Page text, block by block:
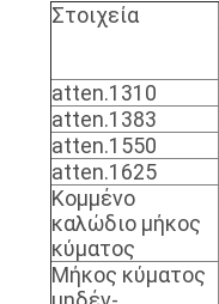
ΠΟΛΙΤΙΚΉ
Στοιχεία
atten.1310
atten.1383
atten.1550
atten.1625
Κομμένο
καλώδιο μήκος
κύματος
Μήκος κύματος